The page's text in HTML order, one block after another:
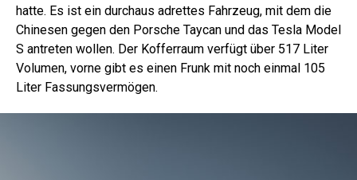
hatte. Es ist ein durchaus adrettes Fahrzeug, mit dem die
Chinesen gegen den Porsche Taycan und das Tesla Model
S antreten wollen. Der Kofferraum verfügt über 517 Liter
Volumen, vorne gibt es einen Frunk mit noch einmal 105
Liter Fassungsvermögen.